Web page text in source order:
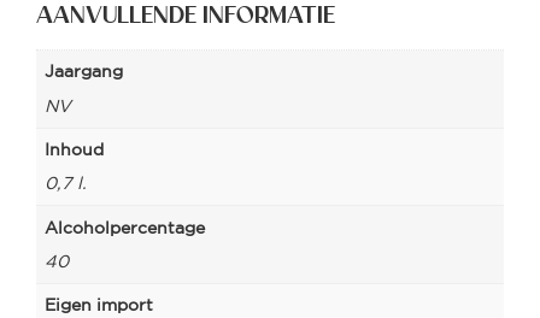
AANVULLENDE INFORMATIE
Jaargang
NV
Inhoud
0,7 l.
Alcoholpercentage
40
Eigen import